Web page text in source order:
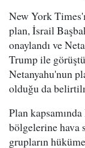
New York
plan, İsrail
onaylandı ve
Trump ile
Netanyahu'nun
olduğu da
Plan
bölgelerine hava
grupların